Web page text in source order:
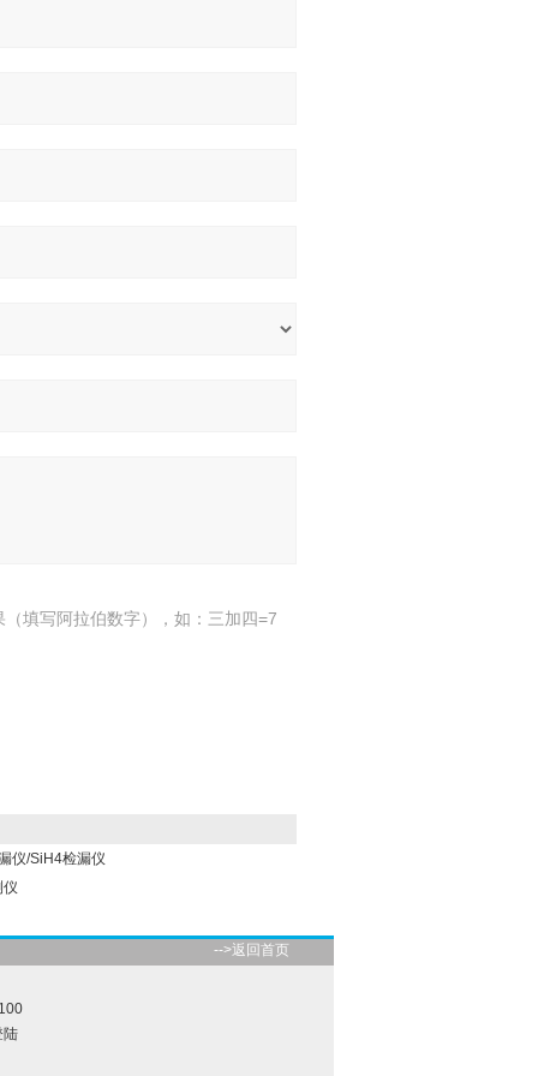
（填写阿拉伯数字），如：三加四=7
仪/SiH4检漏仪
仪
-->返回首页
陆